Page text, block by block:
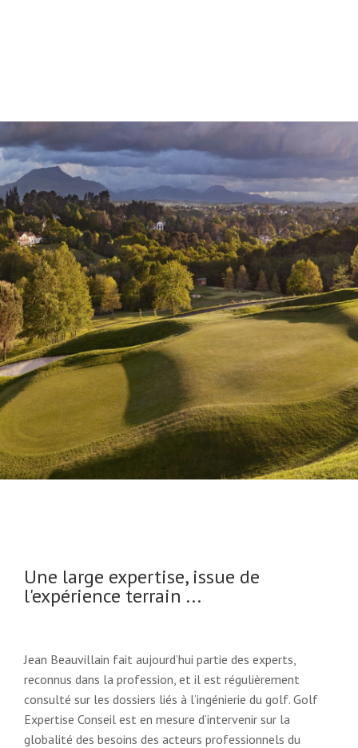
Une large expertise, issue de
l'expérience terrain ...
Jean Beauvillain fait aujourd’hui partie des experts,
reconnus dans la profession, et il est régulièrement
consulté sur les dossiers liés à l’ingénierie du golf. Golf
Expertise Conseil est en mesure d’intervenir sur la
globalité des besoins des acteurs professionnels du